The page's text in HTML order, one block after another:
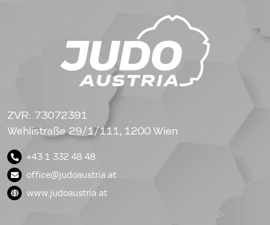
ZVR: 73072391
Wehlistraße 29/1/111, 1200 Wien
+43 1 332 48 48
office@judoaustria.at
www.judoaustria.at